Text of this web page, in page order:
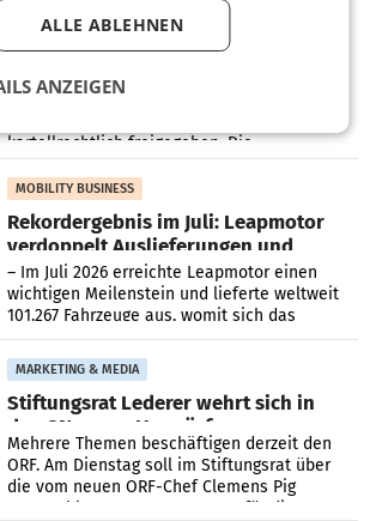
Alles bereit für den Wechsel: Jürgen
WIENER NEUDORF. – Die geplante
Zusammenarbeit zwischen Adeg und dem
kartellrechtlich freigegeben: Die
Bundeswettbewerbsbehörde und der
Bundeskartellanwalt
MOBILITY BUSINESS
Rekordergebnis im Juli: Leapmotor
verdoppelt Auslieferungen und
überschreitet die 100.000er-Marke
– Im Juli 2026 erreichte Leapmotor einen
wichtigen Meilenstein und lieferte weltweit
101.267 Fahrzeuge aus, womit sich das
Ergebnis gegenüber Juli 2025 mehr als
verdoppelte (+102
MARKETING & MEDIA
Stiftungsrat Lederer wehrt sich in
den SN gegen Vorwürfe
Mehrere Themen beschäftigen derzeit den
ORF. Am Dienstag soll im Stiftungsrat über
die vom neuen ORF-Chef Clemens Pig
vorgeschlagenen Besetzungen für die
ALLE ABLEHNEN
ANZEIGEN